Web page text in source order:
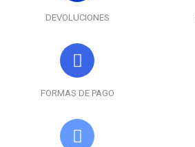
DEVOLUCIONES
FORMAS DE PAGO